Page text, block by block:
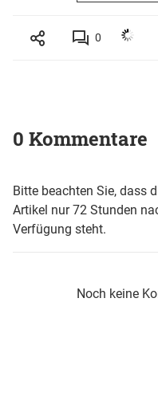
0
0 Kommentare
Bitte beachten Sie, dass
Artikel nur 72 Stunden
Verfügung steht.
Noch keine